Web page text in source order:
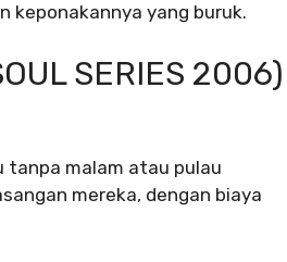
keponakannya yang buruk.
SERIES 2006)
tanpa malam atau pulau
mereka, dengan biaya